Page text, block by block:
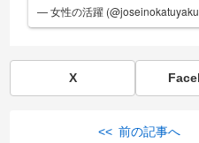
— 女性の活躍
X
<< 前の記事へ